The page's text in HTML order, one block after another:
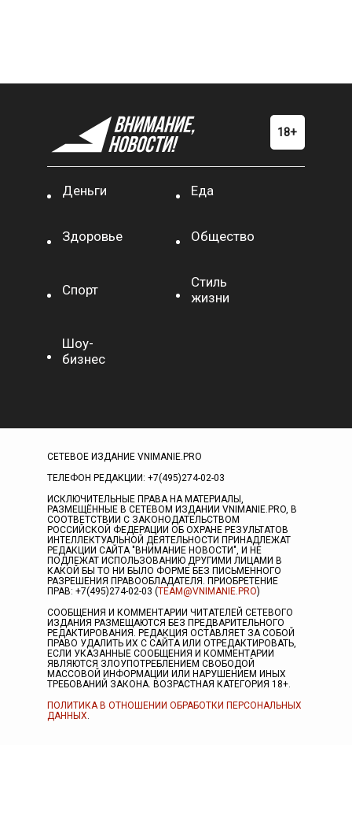
Деньги Еда
Здоровье Общество
Спорт
Стиль
жизни
Шоу-
бизнес
СЕТЕВОЕ ИЗДАНИЕ VNIMANIE.PRO
ТЕЛЕФОН РЕДАКЦИИ: +7(495)274-02-03
ИСКЛЮЧИТЕЛЬНЫЕ ПРАВА НА МАТЕРИАЛЫ,
РАЗМЕЩЁННЫЕ В СЕТЕВОМ ИЗДАНИИ VNIMANIE.PRO, В
СООТВЕТСТВИИ С ЗАКОНОДАТЕЛЬСТВОМ
РОССИЙСКОЙ ФЕДЕРАЦИИ ОБ ОХРАНЕ РЕЗУЛЬТАТОВ
ИНТЕЛЛЕКТУАЛЬНОЙ ДЕЯТЕЛЬНОСТИ ПРИНАДЛЕЖАТ
РЕДАКЦИИ САЙТА "ВНИМАНИЕ НОВОСТИ", И НЕ
ПОДЛЕЖАТ ИСПОЛЬЗОВАНИЮ ДРУГИМИ ЛИЦАМИ В
КАКОЙ БЫ ТО НИ БЫЛО ФОРМЕ БЕЗ ПИСЬМЕННОГО
РАЗРЕШЕНИЯ ПРАВООБЛАДАТЕЛЯ. ПРИОБРЕТЕНИЕ
ПРАВ: +7(495)274-02-03 (TEAM@VNIMANIE.PRO)
СООБЩЕНИЯ И КОММЕНТАРИИ ЧИТАТЕЛЕЙ СЕТЕВОГО
ИЗДАНИЯ РАЗМЕЩАЮТСЯ БЕЗ ПРЕДВАРИТЕЛЬНОГО
РЕДАКТИРОВАНИЯ. РЕДАКЦИЯ ОСТАВЛЯЕТ ЗА СОБОЙ
ПРАВО УДАЛИТЬ ИХ С САЙТА ИЛИ ОТРЕДАКТИРОВАТЬ,
ЕСЛИ УКАЗАННЫЕ СООБЩЕНИЯ И КОММЕНТАРИИ
ЯВЛЯЮТСЯ ЗЛОУПОТРЕБЛЕНИЕМ СВОБОДОЙ
МАССОВОЙ ИНФОРМАЦИИ ИЛИ НАРУШЕНИЕМ ИНЫХ
ТРЕБОВАНИЙ ЗАКОНА. ВОЗРАСТНАЯ КАТЕГОРИЯ 18+.
ПОЛИТИКА В ОТНОШЕНИИ ОБРАБОТКИ ПЕРСОНАЛЬНЫХ
ДАННЫХ